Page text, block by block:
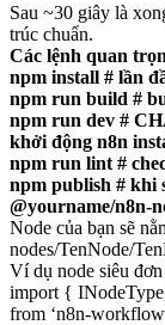
Sau ~30 giây là
trúc chuẩn.
Các lệnh quan
npm install # lần
npm run build #
npm run dev #
khởi động n8n
npm run lint #
npm publish # khi
@yourname/n8n-
Node của bạn sẽ
nodes/TenNode/
Ví dụ node siêu
import {
from ‘n8n-